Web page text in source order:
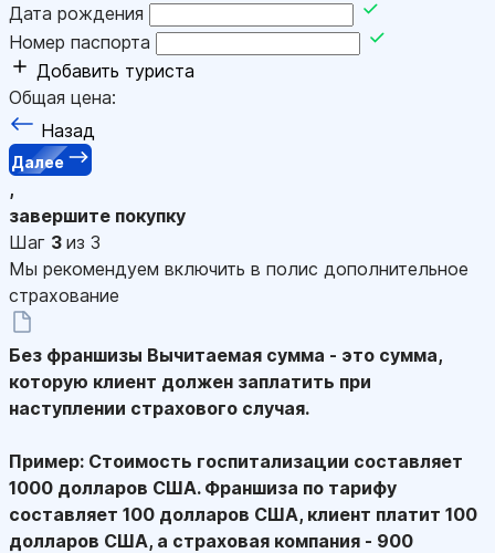
Дата рождения
Номер паспорта
Добавить туриста
Общая цена:
Назад
Далее
,
завершите покупку
Шаг 3 из 3
Мы рекомендуем включить в полис дополнительное
страхование
Без франшизы Вычитаемая сумма - это сумма,
которую клиент должен заплатить при
наступлении страхового случая.
Пример: Стоимость госпитализации составляет
1000 долларов США. Франшиза по тарифу
составляет 100 долларов США, клиент платит 100
долларов США, а страховая компания - 900